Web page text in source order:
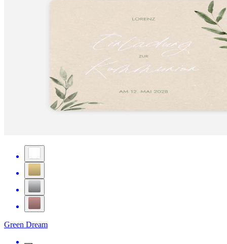
Green Dream